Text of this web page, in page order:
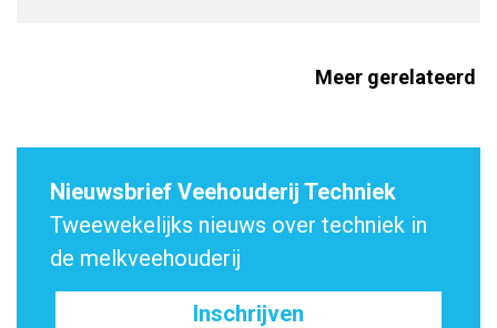
Meer gerelateerd
Nieuwsbrief Veehouderij Techniek
Tweewekelijks nieuws over techniek in
de melkveehouderij
Inschrijven